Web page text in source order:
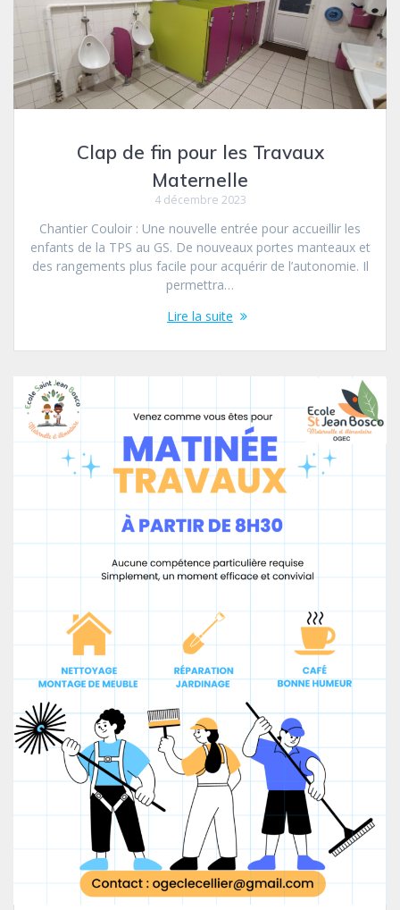
Clap de fin pour les Travaux
Maternelle
4 décembre 2023
Chantier Couloir : Une nouvelle entrée pour accueillir les
enfants de la TPS au GS. De nouveaux portes manteaux et
des rangements plus facile pour acquérir de l’autonomie. Il
permettra…
Lire la suite